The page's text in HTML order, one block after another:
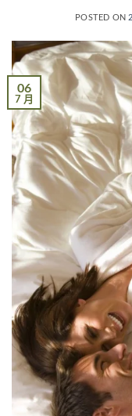
POSTED ON
06
7 月